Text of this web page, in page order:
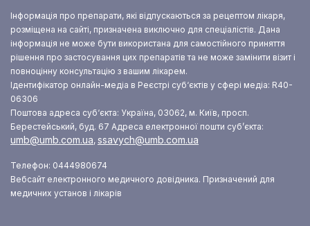
Інформація про препарати, які відпускаються за рецептом лікаря,
розміщена на сайті, призначена виключно для спеціалістів. Дана
інформація не може бути використана для самостійного приняття
рішення про застосування цих препаратів та не може замінити візит і
повноцінну консультацію з вашим лікарем.
Ідентифікатор онлайн-медіа в Реєстрі суб‘єктів у сфері медіа: R40-
06306
Поштова адреса суб‘єкта: Україна, 03062, м. Київ, просп.
Берестейський, буд. 67 Адреса електронної пошти суб’єкта:
umb@umb.com.ua, ssavych@umb.com.ua
Телефон: 0444980674
Вебсайт електронного медичного довідника. Призначений для
медичних установ і лікарів